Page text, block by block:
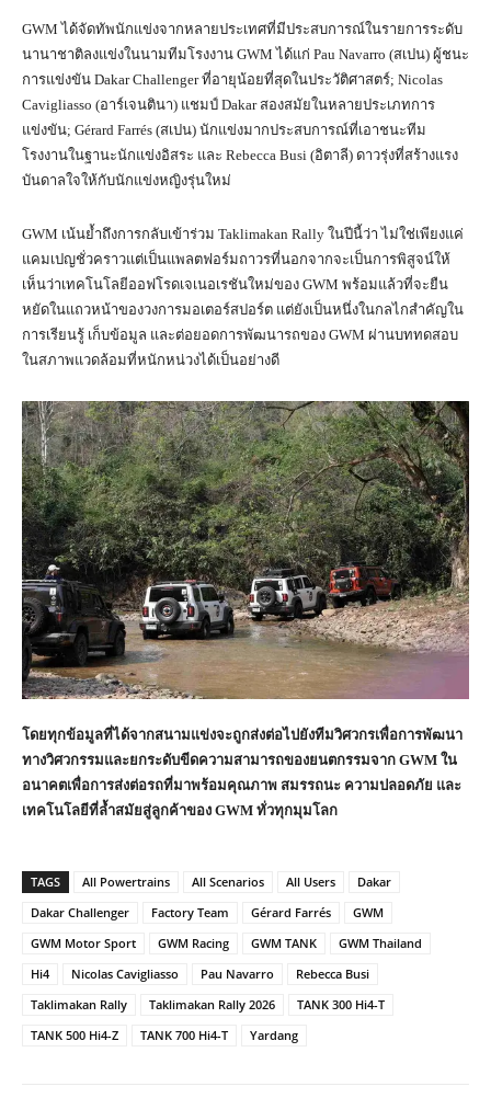
GWM ได้จัดทัพนักแข่งจากหลายประเทศที่มีประสบการณ์ในรายการระดับ
นานาชาติลงแข่งในนามทีมโรงงาน GWM ได้แก่ Pau Navarro (สเปน) ผู้ชนะ
การแข่งขัน Dakar Challenger ที่อายุน้อยที่สุดในประวัติศาสตร์; Nicolas
Cavigliasso (อาร์เจนตินา) แชมป์ Dakar สองสมัยในหลายประเภทการ
แข่งขัน; Gérard Farrés (สเปน) นักแข่งมากประสบการณ์ที่เอาชนะทีม
โรงงานในฐานะนักแข่งอิสระ และ Rebecca Busi (อิตาลี) ดาวรุ่งที่สร้างแรง
บันดาลใจให้กับนักแข่งหญิงรุ่นใหม่
GWM เน้นย้ำถึงการกลับเข้าร่วม Taklimakan Rally ในปีนี้ว่า ไม่ใช่เพียงแค่
แคมเปญชั่วคราวแต่เป็นแพลตฟอร์มถาวรที่นอกจากจะเป็นการพิสูจน์ให้
เห็นว่าเทคโนโลยีออฟโรดเจเนอเรชันใหม่ของ GWM พร้อมแล้วที่จะยืน
หยัดในแถวหน้าของวงการมอเตอร์สปอร์ต แต่ยังเป็นหนึ่งในกลไกสำคัญใน
การเรียนรู้ เก็บข้อมูล และต่อยอดการพัฒนารถของ GWM ผ่านบททดสอบ
ในสภาพแวดล้อมที่หนักหน่วงได้เป็นอย่างดี
โดยทุกข้อมูลที่ได้จากสนามแข่งจะถูกส่งต่อไปยังทีมวิศวกรเพื่อการพัฒนา
ทางวิศวกรรมและยกระดับขีดความสามารถของยนตกรรมจาก GWM ใน
อนาคตเพื่อการส่งต่อรถที่มาพร้อมคุณภาพ สมรรถนะ ความปลอดภัย และ
เทคโนโลยีที่ล้ำสมัยสู่ลูกค้าของ GWM ทั่วทุกมุมโลก
TAGS All Powertrains All Scenarios All Users
Dakar
Dakar Challenger
Factory Team Gérard Farrés
GWM
GWM Motor Sport
GWM Racing GWM TANK
GWM Thailand
Hi4
Nicolas Cavigliasso Pau Navarro
Rebecca Busi
Taklimakan Rally
Taklimakan Rally 2026
TANK 300 Hi4-T
TANK 500 Hi4-Z
TANK 700 Hi4-T Yardang